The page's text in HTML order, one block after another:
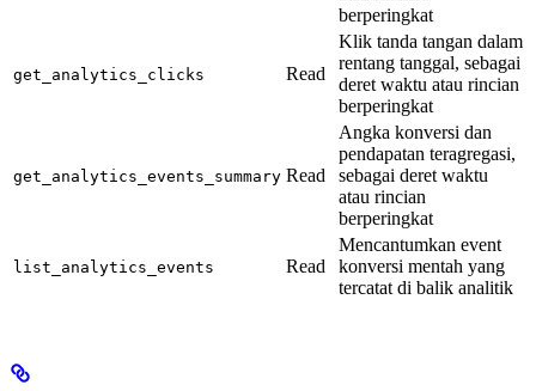
berperingkat
get_analytics_clicks Read
Klik tanda tangan dalam
rentang tanggal, sebagai
deret waktu atau rincian
berperingkat
get_analytics_events_summary Read
Angka konversi dan
pendapatan teragregasi,
sebagai deret waktu
atau rincian
berperingkat
list_analytics_events Read
Mencantumkan event
konversi mentah yang
tercatat di balik analitik